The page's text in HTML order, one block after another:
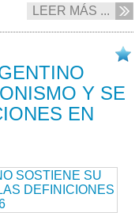
LEER MÁS ...
Y SE
EN